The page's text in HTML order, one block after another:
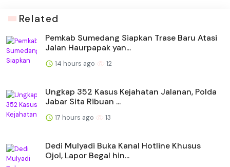
Related
Pemkab Sumedang Siapkan Trase Baru Atasi
Jalan Haurpapak yan...
14 hours ago 12
Ungkap 352 Kasus Kejahatan Jalanan, Polda
Jabar Sita Ribuan ...
17 hours ago 13
Dedi Mulyadi Buka Kanal Hotline Khusus
Ojol, Lapor Begal hin...